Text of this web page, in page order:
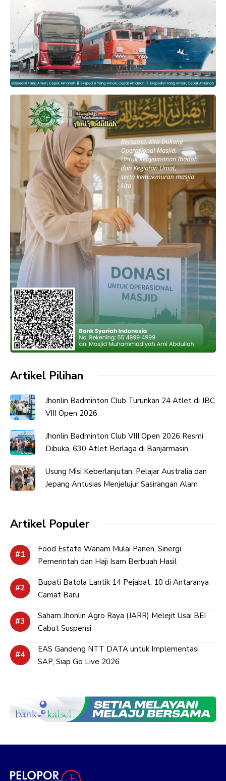
Artikel Pilihan
Jhonlin Badminton Club Turunkan 24 Atlet di JBC
VIII Open 2026
Jhonlin Badminton Club VIII Open 2026 Resmi
Dibuka, 630 Atlet Berlaga di Banjarmasin
Usung Misi Keberlanjutan, Pelajar Australia dan
Jepang Antusias Menjelujur Sasirangan Alam
Artikel Populer
Food Estate Wanam Mulai Panen, Sinergi
Pemerintah dan Haji Isam Berbuah Hasil
Bupati Batola Lantik 14 Pejabat, 10 di Antaranya
Camat Baru
Saham Jhonlin Agro Raya (JARR) Melejit Usai BEI
Cabut Suspensi
EAS Gandeng NTT DATA untuk Implementasi
SAP, Siap Go Live 2026